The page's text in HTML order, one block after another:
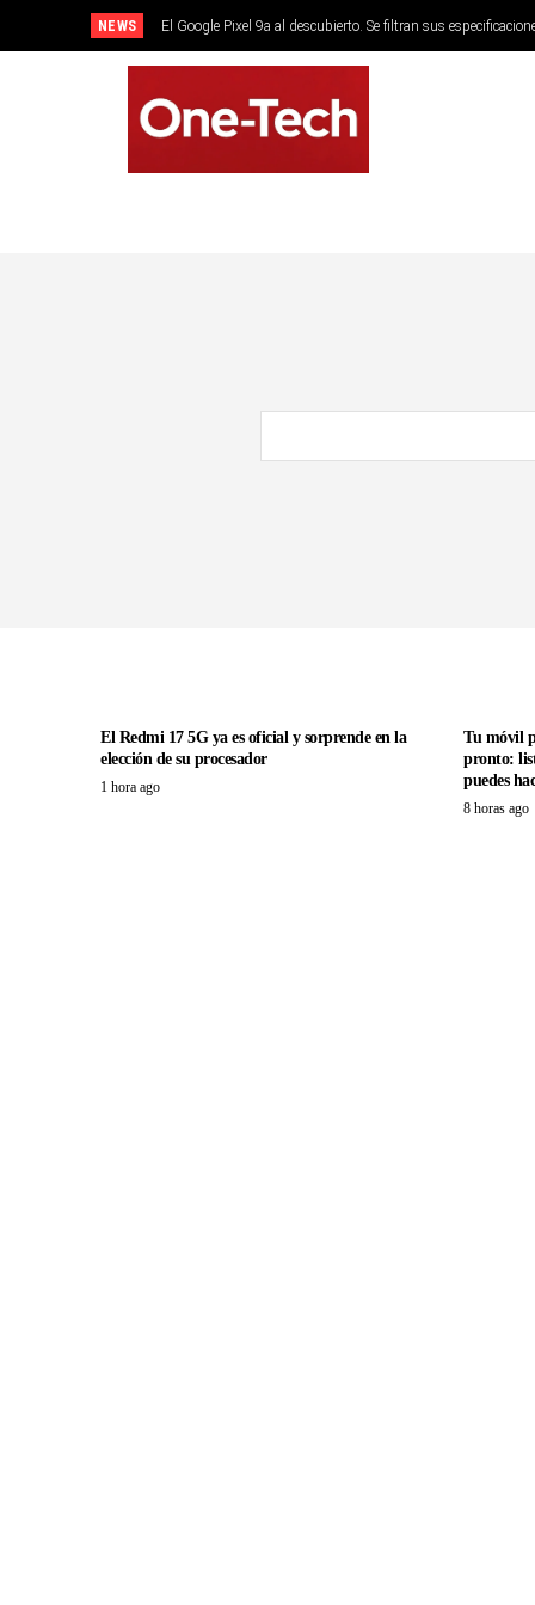
NEWS El Google Pixel 9a al descubierto. Se filtran sus
El Redmi 17 5G ya es oficial y sorprende en la
elección de su procesador
1 hora ago
Tu móvil
pronto:
puedes
8 horas ago